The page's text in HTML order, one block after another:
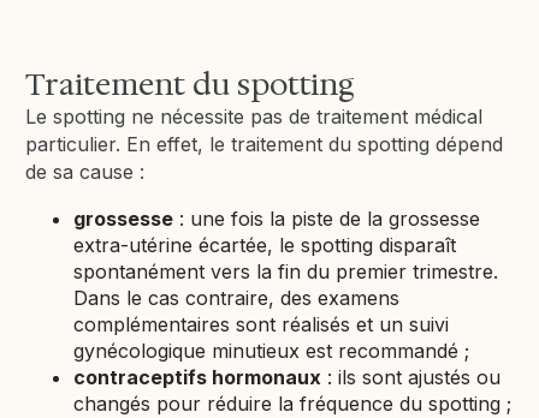
Traitement du spotting
Le spotting ne nécessite pas de traitement médical
particulier. En effet, le traitement du spotting dépend
de sa cause :
grossesse : une fois la piste de la grossesse
extra-utérine écartée, le spotting disparaît
spontanément vers la fin du premier trimestre.
Dans le cas contraire, des examens
complémentaires sont réalisés et un suivi
gynécologique minutieux est recommandé ;
contraceptifs hormonaux : ils sont ajustés ou
changés pour réduire la fréquence du spotting ;